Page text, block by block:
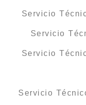
Servicio
Servicio
Servicio
Servicio